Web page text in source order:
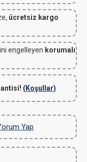
ücretsiz kargo
engelleyen korumalı
(Koşullar)
Yap